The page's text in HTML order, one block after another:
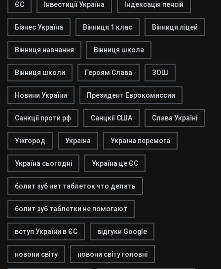
ЄС Інвестиції Україна Індексація пенсій
Бізнес Україна Вінниця 1 клас Вінниця ліцей
Вінниця навчання Вінниця школа
Вінниця школи Героям Слава ЗОШ
Новини України Президент Еврокомиссии
Санкції проти рф Санцкії США Слава Україні
Ужгород Україна Україна перемога
Україна сьогодні Україна це ЄС
болит зуб нет таблеток что делать
болит зуб таблетки не помогают
вступ України в ЄС відгуки Google
новони світу новони світу головні